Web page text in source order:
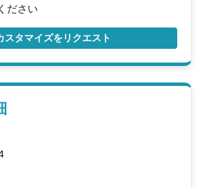
ださい
スタマイズをリクエスト